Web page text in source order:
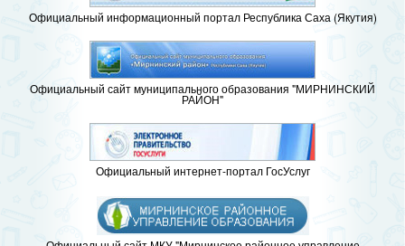
Официальный информационный портал Республика Саха (Якутия)
Официальный сайт муниципального образования "МИРНИНСКИЙ
РАЙОН"
Официальный интернет-портал ГосУслуг